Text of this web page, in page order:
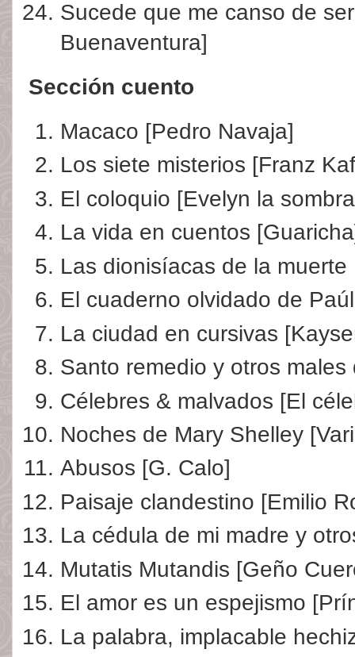
Sucede que me canso de
Buenaventura]
Sección cuento
Macaco [Pedro Navaja]
Los siete misterios [Franz
El coloquio [Evelyn la
La vida en cuentos
Las dionisíacas de la muerte
El cuaderno olvidado de
La ciudad en cursivas
Santo remedio y otros
Célebres & malvados [El
Noches de Mary Shelley
Abusos [G. Calo]
Paisaje clandestino [Emilio
La cédula de mi madre y
Mutatis Mutandis [Geño
El amor es un espejismo
La palabra, implacable